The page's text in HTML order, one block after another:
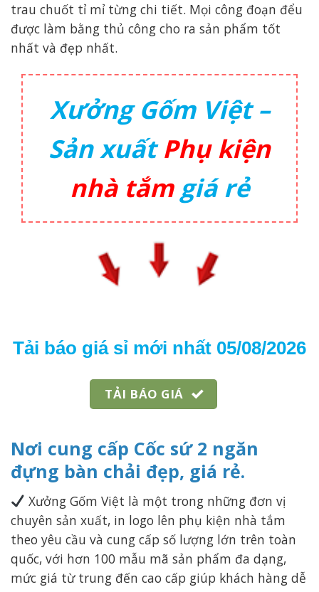
trau chuốt tỉ mỉ từng chi tiết. Mọi công đoạn đểu
được làm bằng thủ công cho ra sản phẩm tốt
nhất và đẹp nhất.
Xưởng Gốm Việt –
Sản xuấtPhụ kiện
nhà tắm giá rẻ
Tải báo giá sỉ mới nhất 05/08/2026
TẢI BÁO GIÁ
Nơi cung cấp Cốc sứ 2 ngăn
đựng bàn chải đẹp, giá rẻ.
Xưởng Gốm Việt là một trong những đơn vị
chuyên sản xuất, in logo lên phụ kiện nhà tắm
theo yêu cầu và cung cấp số lượng lớn trên toàn
quốc, với hơn 100 mẫu mã sản phẩm đa dạng,
mức giá từ trung đến cao cấp giúp khách hàng dễ